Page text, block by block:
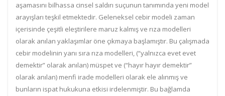
aşamasını bilhassa cinsel saldırı suçunun tanımında yeni model
arayışları teşkil etmektedir. Geleneksel cebir modeli zaman
içerisinde çeşitli eleştirilere maruz kalmış ve rıza modelleri
olarak anılan yaklaşımlar öne çıkmaya başlamıştır. Bu çalışmada
cebir modelinin yanı sıra rıza modelleri, (“yalnızca evet evet
demektir” olarak anılan) müspet ve (“hayır hayır demektir”
olarak anılan) menfi irade modelleri olarak ele alınmış ve
bunların ispat hukukuna etkisi irdelenmiştir. Bu bağlamda